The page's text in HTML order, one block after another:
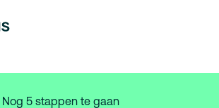
Nog 5 stappen te gaan